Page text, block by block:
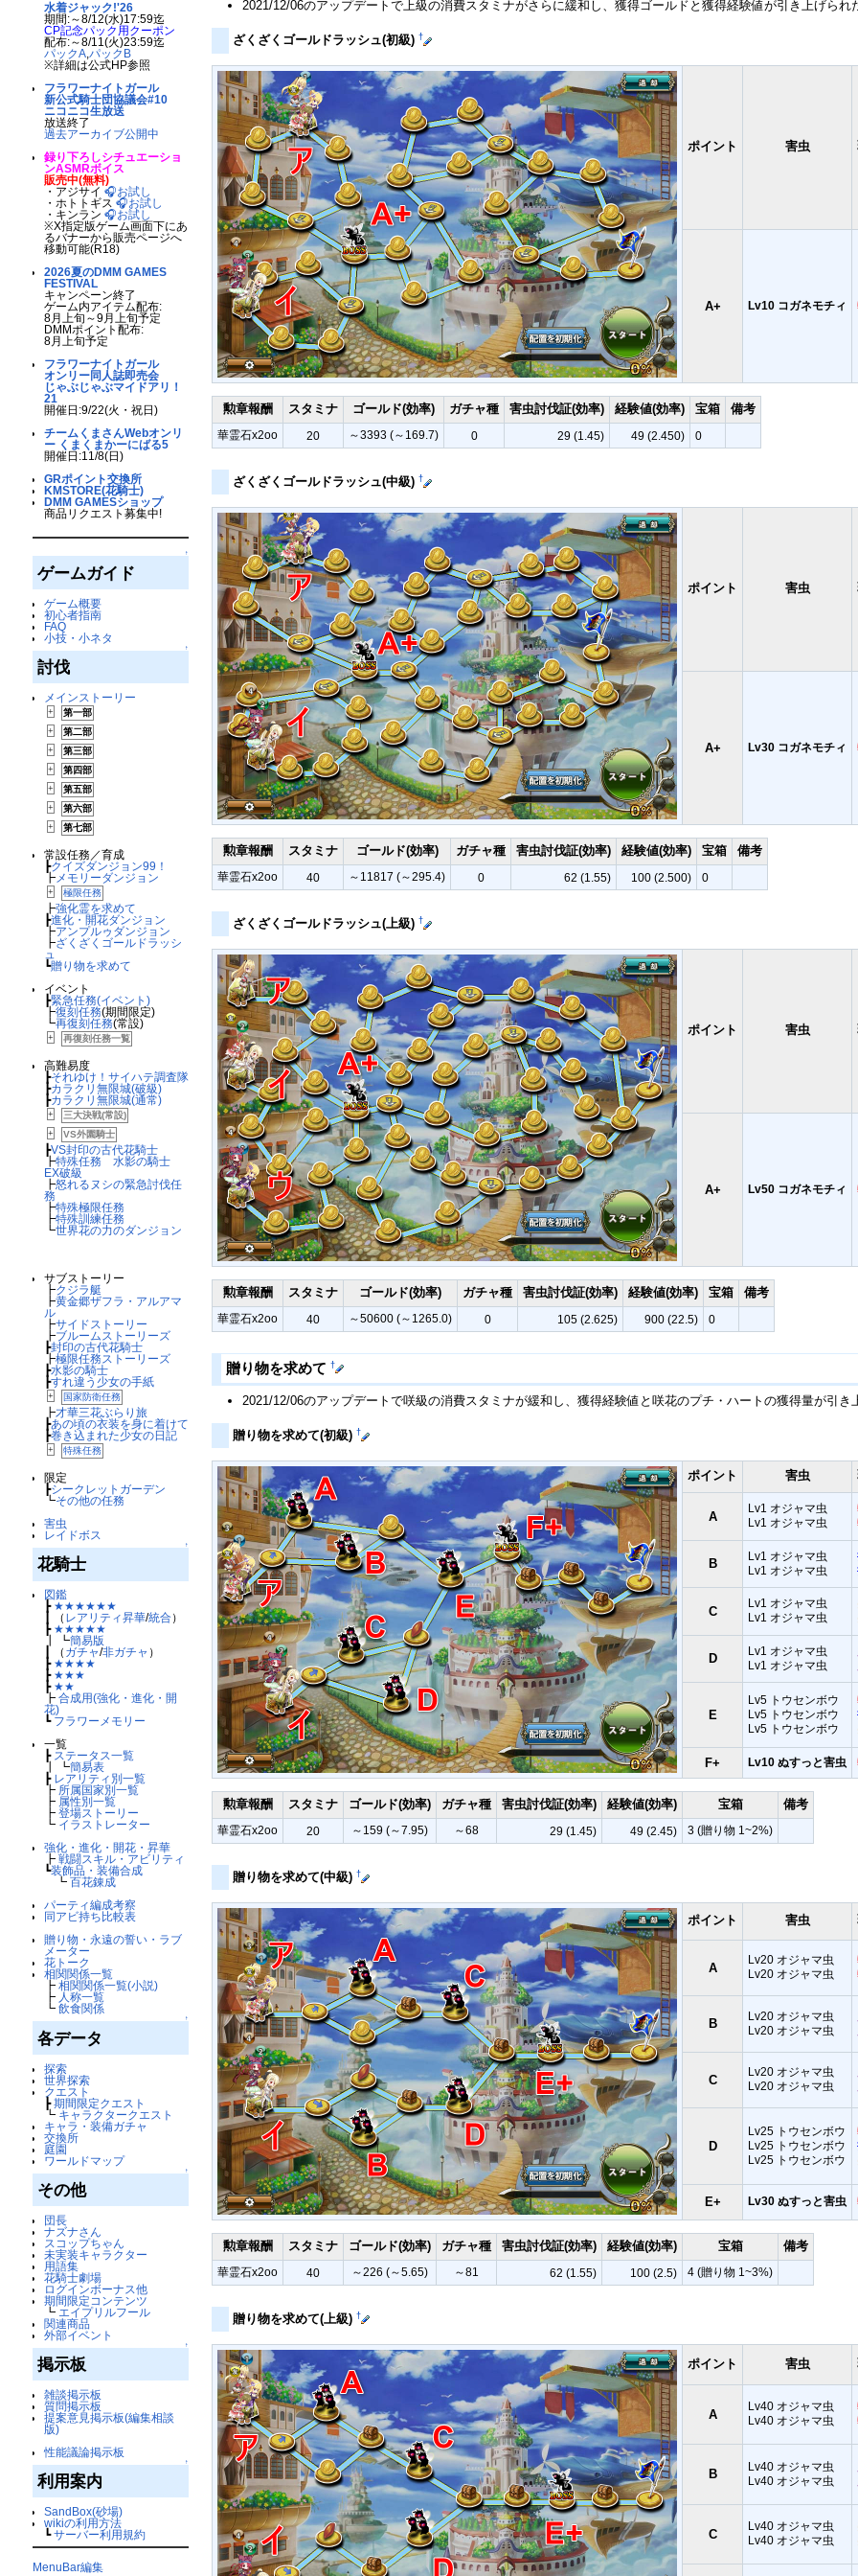
水着ジャック!'26
期間:～8/12(水)17:59迄
CP記念パック用クーポン
配布:～8/11(火)23:59迄
パックA, パックB
※詳細は公式HP参照
フラワーナイトガール
新公式騎士団協議会#10
ニコニコ生放送
放送終了
過去アーカイブ公開中
録り下ろしシチュエーショ
ンASMRボイス
販売中(無料)
・アジサイ 🎧お試し
・ホトトギス 🎧お試し
・キンラン 🎧お試し
※X指定版ゲーム画面下にあ
るバナーから販売ページへ
移動可能(R18)
2026夏のDMM GAMES
FESTIVAL
キャンペーン終了
ゲーム内アイテム配布:
8月上旬～9月上旬予定
DMMポイント配布:
8月上旬予定
フラワーナイトガール
オンリー同人誌即売会
じゃぶじゃぶマイドアリ！
21
開催日:9/22(火・祝日)
チームくまさんWebオンリ
ー くまくまかーにばる5
開催日:11/8(日)
GRポイント交換所
KMSTORE(花騎士)
DMM GAMESショップ
商品リクエスト募集中!
↑
ゲームガイド
ゲーム概要
初心者指南
FAQ
小技・小ネタ
↑
討伐
メインストーリー
+
第一部
+
第二部
+
第三部
+
第四部
+
第五部
+
第六部
+
第七部
常設任務／育成
┣クイズダンジョン99！
┣メモリーダンジョン
+ 極限任務
┣強化霊を求めて
┣進化・開花ダンジョン
┣アンプルゥダンジョン
┣ざくざくゴールドラッシ
ュ
┗贈り物を求めて
イベント
┣緊急任務(イベント)
┣復刻任務(期間限定)
┗再復刻任務(常設)
+ 再復刻任務一覧
高難易度
┣それゆけ！サイハテ調査隊
┣カラクリ無限城(破級)
┣カラクリ無限城(通常)
+
三大決戦(常設)
+
VS外園騎士
┣VS封印の古代花騎士
┣特殊任務 水影の騎士
EX破級
┣怒れるヌシの緊急討伐任
務
┣特殊極限任務
┣特殊訓練任務
┗世界花の力のダンジョン
サブストーリー
┣クジラ艇
┣黄金郷ザフラ・アルアマ
ル
┣サイドストーリー
┣ブルームストーリーズ
┣封印の古代花騎士
┣極限任務ストーリーズ
┣水影の騎士
┣すれ違う少女の手紙
+ 国家防衛任務
┣才華三花ぶらり旅
┣あの頃の衣装を身に着けて
┣巻き込まれた少女の日記
+ 特殊任務
限定
┣シークレットガーデン
┗その他の任務
害虫
レイドボス
↑
花騎士
図鑑
┣ ★★★★★★
┃ （ レアリティ昇華/統合）
┣ ★★★★★
┃ ┗簡易版
┃ （ ガチャ/非ガチャ ）
┣ ★★★★
┣ ★★★
┣ ★★
┣ 合成用(強化・進化・開
花)
┗ フラワーメモリー
一覧
┣ ステータス一覧
┃ ┗簡易表
┣ レアリティ別一覧
┣ 所属国家別一覧
┣ 属性別一覧
┣ 登場ストーリー
┗ イラストレーター
強化・進化・開花・昇華
┣ 戦闘スキル・アビリティ
┗装飾品・装備合成
┗ 百花錬成
パーティ編成考察
同アビ持ち比較表
贈り物・永遠の誓い・ラブ
メーター
花トーク
相関関係一覧
┣ 相関関係一覧(小説)
┣ 人称一覧
┗ 飲食関係
↑
各データ
探索
世界探索
クエスト
┣期間限定クエスト
┗ キャラクタークエスト
キャラ・装備ガチャ
交換所
庭園
ワールドマップ
↑
その他
団長
ナズナさん
スコップちゃん
未実装キャラクター
用語集
花騎士劇場
ログインボーナス他
期間限定コンテンツ
┗ エイプリルフール
関連商品
外部イベント
↑
掲示板
雑談掲示板
質問掲示板
提案意見掲示板(編集相談
版)
性能議論掲示板
↑
利用案内
SandBox(砂場)
wikiの利用方法
┗サーバー利用規約
MenuBar編集
2021/12/06のアップデートで上級の消費スタミナがさらに緩和し、獲得ゴールドと獲得経験値が引き上げられ
ざくざくゴールドラッシュ(初級)†
ポイント 害虫
A+ Lv10 コガネモチィ
勲章報酬 スタミナ ゴールド(効率) ガチャ種 害虫討伐証(効率) 経験値(効率) 宝箱 備考
華霊石x2oo 20 ～3393 (～169.7) 0 29 (1.45) 49 (2.450) 0
ざくざくゴールドラッシュ(中級)†
ポイント 害虫
A+ Lv30 コガネモチィ
勲章報酬 スタミナ ゴールド(効率) ガチャ種 害虫討伐証(効率) 経験値(効率) 宝箱 備考
華霊石x2oo 40 ～11817 (～295.4) 0 62 (1.55) 100 (2.500) 0
ざくざくゴールドラッシュ(上級)†
ポイント 害虫
A+ Lv50 コガネモチィ
勲章報酬 スタミナ ゴールド(効率) ガチャ種 害虫討伐証(効率) 経験値(効率) 宝箱 備考
華霊石x2oo 40 ～50600 (～1265.0) 0 105 (2.625) 900 (22.5) 0
贈り物を求めて †
2021/12/06のアップデートで咲級の消費スタミナが緩和し、獲得経験値と咲花のプチ・ハートの獲得量が引き
贈り物を求めて(初級)†
ポイント 害虫
A
Lv1 オジャマ虫
Lv1 オジャマ虫
B
Lv1 オジャマ虫
Lv1 オジャマ虫
C
Lv1 オジャマ虫
Lv1 オジャマ虫
D
Lv1 オジャマ虫
Lv1 オジャマ虫
E
Lv5 トウセンボウ
Lv5 トウセンボウ
Lv5 トウセンボウ
F+ Lv10 ぬすっと害虫
勲章報酬 スタミナ ゴールド(効率) ガチャ種 害虫討伐証(効率) 経験値(効率) 宝箱 備考
華霊石x2oo 20 ～159 (～7.95) ～68 29 (1.45) 49 (2.45) 3 (贈り物 1~2%)
贈り物を求めて(中級)†
ポイント 害虫
A
Lv20 オジャマ虫
Lv20 オジャマ虫
B
Lv20 オジャマ虫
Lv20 オジャマ虫
C
Lv20 オジャマ虫
Lv20 オジャマ虫
D
Lv25 トウセンボウ
Lv25 トウセンボウ
Lv25 トウセンボウ
E+ Lv30 ぬすっと害虫
勲章報酬 スタミナ ゴールド(効率) ガチャ種 害虫討伐証(効率) 経験値(効率) 宝箱 備考
華霊石x2oo 40 ～226 (～5.65) ～81 62 (1.55) 100 (2.5) 4 (贈り物 1~3%)
贈り物を求めて(上級)†
ポイント 害虫
A
Lv40 オジャマ虫
Lv40 オジャマ虫
B
Lv40 オジャマ虫
Lv40 オジャマ虫
C
Lv40 オジャマ虫
Lv40 オジャマ虫